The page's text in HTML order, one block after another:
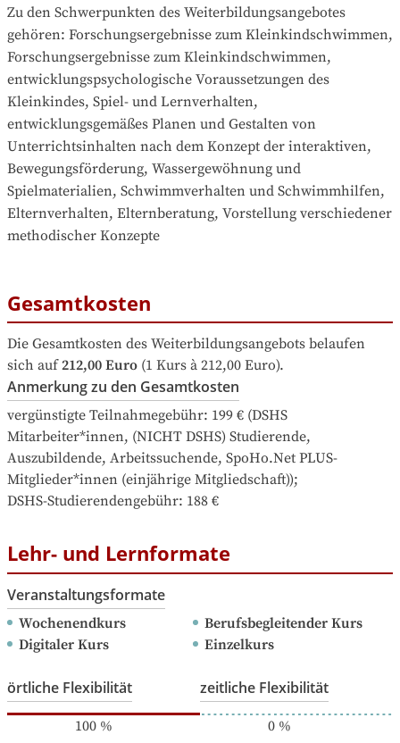
Zu den Schwerpunkten des Weiterbildungsangebotes
gehören: Forschungsergebnisse zum Kleinkindschwimmen,
Forschungsergebnisse zum Kleinkindschwimmen,
entwicklungspsychologische Voraussetzungen des
Kleinkindes, Spiel- und Lernverhalten,
entwicklungsgemäßes Planen und Gestalten von
Unterrichtsinhalten nach dem Konzept der interaktiven,
Bewegungsförderung, Wassergewöhnung und
Spielmaterialien, Schwimmverhalten und Schwimmhilfen,
Elternverhalten, Elternberatung, Vorstellung verschiedener
methodischer Konzepte
Gesamtkosten
Die Gesamtkosten des Weiterbildungsangebots belaufen
sich auf 212,00 Euro (1 Kurs à 212,00 Euro).
Anmerkung zu den Gesamtkosten
vergünstigte Teilnahmegebühr: 199 € (DSHS
Mitarbeiter*innen, (NICHT DSHS) Studierende,
Auszubildende, Arbeitssuchende, SpoHo.Net PLUS-
Mitglieder*innen (einjährige Mitgliedschaft));
DSHS-Studierendengebühr: 188 €
Lehr- und Lernformate
Veranstaltungsformate
Wochenendkurs
Berufsbegleitender Kurs
Digitaler Kurs
Einzelkurs
örtliche Flexibilität
100%
zeitliche Flexibilität
0%